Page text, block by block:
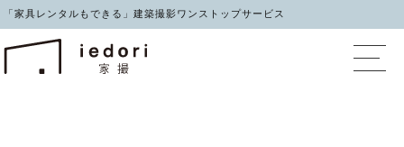
「家具レンタルもできる」建築撮影ワンストップサービス
イエドリ（家撮）家